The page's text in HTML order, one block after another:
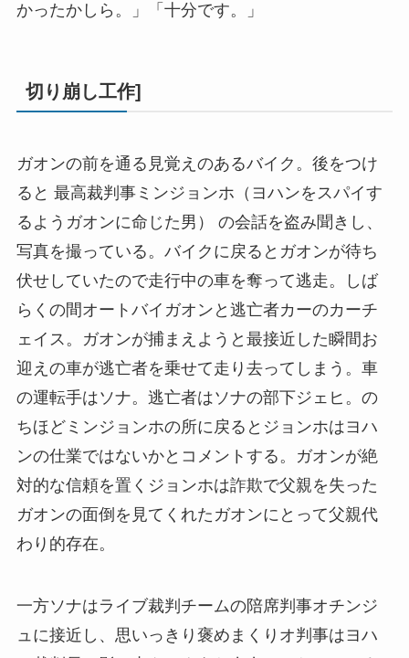
かったかしら。」「十分です。」
切り崩し工作]
ガオンの前を通る見覚えのあるバイク。後をつけ
ると 最高裁判事ミンジョンホ（ヨハンをスパイす
るようガオンに命じた男） の会話を盗み聞きし、
写真を撮っている。バイクに戻るとガオンが待ち
伏せしていたので走行中の車を奪って逃走。しば
らくの間オートバイガオンと逃亡者カーのカーチ
ェイス。ガオンが捕まえようと最接近した瞬間お
迎えの車が逃亡者を乗せて走り去ってしまう。車
の運転手はソナ。逃亡者はソナの部下ジェヒ。の
ちほどミンジョンホの所に戻るとジョンホはヨハ
ンの仕業ではないかとコメントする。ガオンが絶
対的な信頼を置くジョンホは詐欺で父親を失った
ガオンの面倒を見てくれたガオンにとって父親代
わり的存在。
一方ソナはライブ裁判チームの陪席判事オチンジ
ュに接近し、思いっきり褒めまくりオ判事はヨハ